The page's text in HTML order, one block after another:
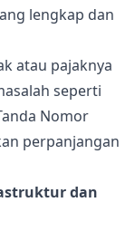
lengkap dan
atau pajaknya
seperti
Nomor
perpanjangan
dan